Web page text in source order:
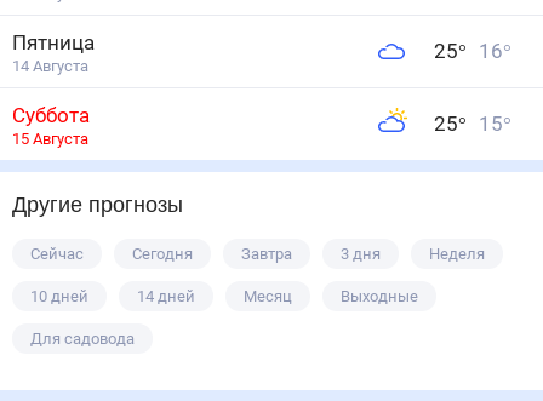
Пятница
14 Августа
25° 16°
Суббота
15 Августа
25° 15°
Другие прогнозы
Сейчас Сегодня Завтра 3 дня Неделя
10 дней 14 дней Месяц Выходные
Для садовода